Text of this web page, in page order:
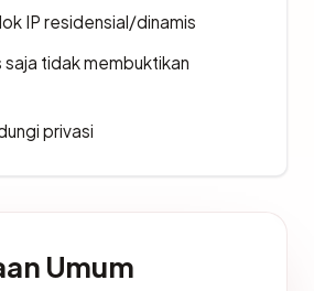
IP residensial/dinamis
saja tidak membuktikan
privasi
Umum